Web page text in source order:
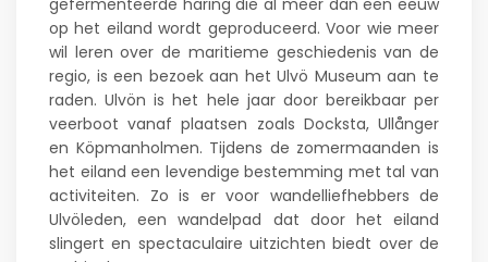
op het eiland wordt geproduceerd. Voor wie meer
wil leren over de maritieme geschiedenis van de
regio, is een bezoek aan het Ulvö Museum aan te
raden. Ulvön is het hele jaar door bereikbaar per
veerboot vanaf plaatsen zoals Docksta, Ullånger
en Köpmanholmen. Tijdens de zomermaanden is
het eiland een levendige bestemming met tal van
activiteiten. Zo is er voor wandelliefhebbers de
Ulvöleden, een wandelpad dat door het eiland
slingert en spectaculaire uitzichten biedt over de